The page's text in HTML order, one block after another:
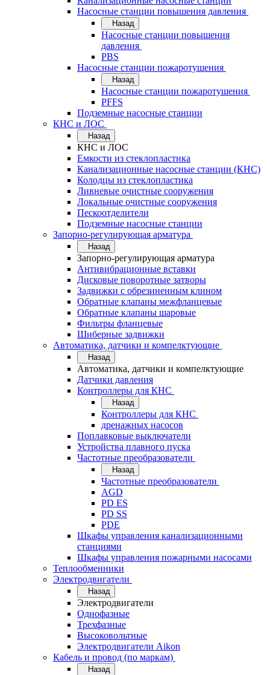
Насосные станции повышения давления
Назад
Насосные станции повышения
давления
PBS
Насосные станции пожаротушения
Назад
Насосные станции пожаротушения
PFFS
Подземные насосные станции
КНС и ЛОС
Назад
КНС и ЛОС
Емкости из стеклопластика
Канализационные насосные станции (КНС)
Колодцы из стеклопластика
Ливневые очистные сооружения
Локальные очистные сооружения
Пескоотделители
Подземные насосные станции
Запорно-регулирующая арматура
Назад
Запорно-регулирующая арматура
Антивибрационные вставки
Дисковые поворотные затворы
Задвижки с обрезиненным клином
Обратные клапаны межфланцевые
Обратные клапаны шаровые
Фильтры фланцевые
Шиберные задвижки
Автоматика, датчики и компелктующие
Назад
Автоматика, датчики и компелктующие
Датчики давления
Контроллеры для КНС
Назад
Контроллеры для КНС
дренажных насосов
Поплавковые выключатели
Устройства плавного пуска
Частотные преобразователи
Назад
Частотные преобразователи
AGD
PD ES
PD SS
PDE
Шкафы управления канализационными
станциями
Шкафы управления пожарными насосами
Теплообменники
Электродвигатели
Назад
Электродвигатели
Однофазные
Трехфазные
Высоковольтные
Электродвигатели Aikon
Кабель и провод (по маркам)
Назад